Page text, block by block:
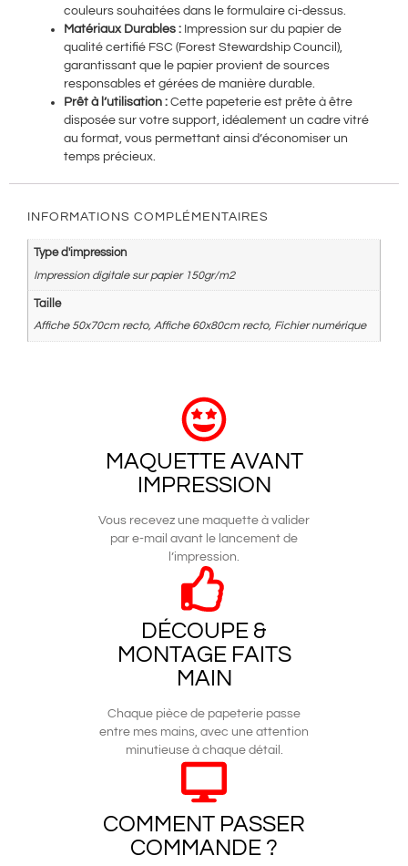
couleurs souhaitées dans le formulaire ci-dessus.
Matériaux Durables : Impression sur du papier de
qualité certifié FSC (Forest Stewardship Council),
garantissant que le papier provient de sources
responsables et gérées de manière durable.
Prêt à l’utilisation : Cette papeterie est prête à être
disposée sur votre support, idéalement un cadre vitré
au format, vous permettant ainsi d’économiser un
temps précieux.
INFORMATIONS COMPLÉMENTAIRES
Type d'impression
Impression digitale sur papier 150gr/m2
Taille
Affiche 50x70cm recto, Affiche 60x80cm recto, Fichier numérique
MAQUETTE AVANT
IMPRESSION
Vous recevez une maquette à valider
par e-mail avant le lancement de
l’impression.
DÉCOUPE &
MONTAGE FAITS
MAIN
Chaque pièce de papeterie passe
entre mes mains, avec une attention
minutieuse à chaque détail.
COMMENT PASSER
COMMANDE ?